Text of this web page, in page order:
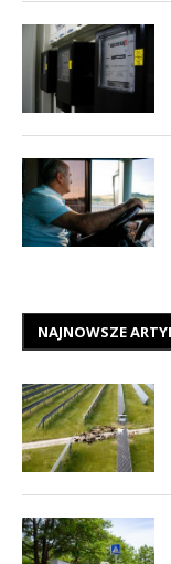
NAJNOWSZE